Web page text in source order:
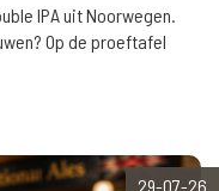
IPA uit Noorwegen.
Op de proeftafel
29-07-26